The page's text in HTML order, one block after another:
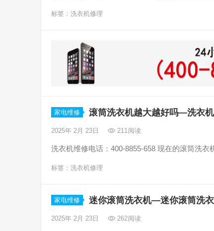
标签： 洗衣机修理
家电维修 滚筒洗衣机越大越好吗—洗衣
2025年 2月 23日 211 阅读
洗衣机维修电话：400-8855-658 现在的滚筒洗
标签： 洗衣机修理
家电维修 迷你滚筒洗衣机—迷你滚筒洗
2025年 2月 23日 262阅读